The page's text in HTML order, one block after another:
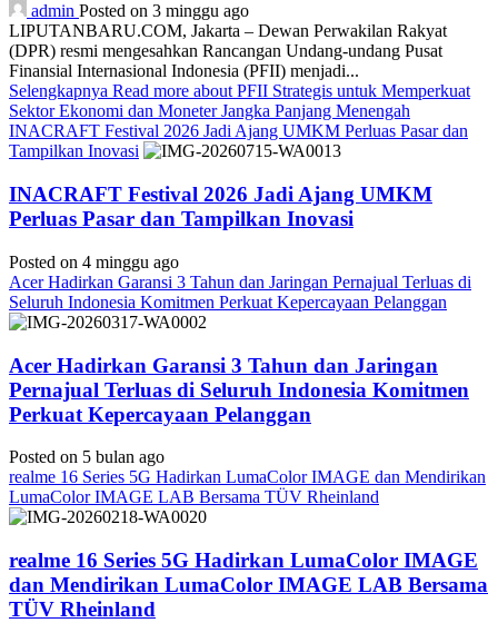
admin Posted on 3 minggu ago
LIPUTANBARU.COM, Jakarta – Dewan Perwakilan Rakyat
(DPR) resmi mengesahkan Rancangan Undang-undang Pusat
Finansial Internasional Indonesia (PFII) menjadi...
Selengkapnya Read more about PFII Strategis untuk Memperkuat
Sektor Ekonomi dan Moneter Jangka Panjang Menengah
INACRAFT Festival 2026 Jadi Ajang UMKM Perluas Pasar dan
Tampilkan Inovasi
INACRAFT Festival 2026 Jadi Ajang UMKM
Perluas Pasar dan Tampilkan Inovasi
Posted on 4 minggu ago
Acer Hadirkan Garansi 3 Tahun dan Jaringan Pernajual Terluas di
Seluruh Indonesia Komitmen Perkuat Kepercayaan Pelanggan
Acer Hadirkan Garansi 3 Tahun dan Jaringan
Pernajual Terluas di Seluruh Indonesia Komitmen
Perkuat Kepercayaan Pelanggan
Posted on 5 bulan ago
realme 16 Series 5G Hadirkan LumaColor IMAGE dan Mendirikan
LumaColor IMAGE LAB Bersama TÜV Rheinland
realme 16 Series 5G Hadirkan LumaColor IMAGE
dan Mendirikan LumaColor IMAGE LAB Bersama
TÜV Rheinland